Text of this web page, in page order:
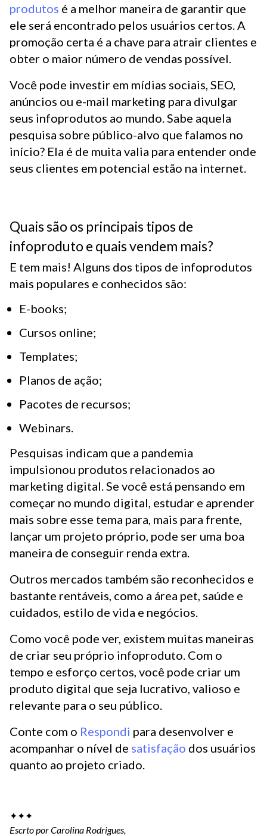
produtos é a melhor maneira de garantir que
ele será encontrado pelos usuários certos. A
promoção certa é a chave para atrair clientes e
obter o maior número de vendas possível.
Você pode investir em mídias sociais, SEO,
anúncios ou e-mail marketing para divulgar
seus infoprodutos ao mundo. Sabe aquela
pesquisa sobre público-alvo que falamos no
início? Ela é de muita valia para entender onde
seus clientes em potencial estão na internet.
Quais são os principais tipos de
infoproduto e quais vendem mais?
E tem mais! Alguns dos tipos de infoprodutos
mais populares e conhecidos são:
E-books;
Cursos online;
Templates;
Planos de ação;
Pacotes de recursos;
Webinars.
Pesquisas indicam que a pandemia
impulsionou produtos relacionados ao
marketing digital. Se você está pensando em
começar no mundo digital, estudar e aprender
mais sobre esse tema para, mais para frente,
lançar um projeto próprio, pode ser uma boa
maneira de conseguir renda extra.
Outros mercados também são reconhecidos e
bastante rentáveis, como a área pet, saúde e
cuidados, estilo de vida e negócios.
Como você pode ver, existem muitas maneiras
de criar seu próprio infoproduto. Com o
tempo e esforço certos, você pode criar um
produto digital que seja lucrativo, valioso e
relevante para o seu público.
Conte com o Respondi para desenvolver e
acompanhar o nível de satisfação dos usuários
quanto ao projeto criado.
✦✦✦
Escrto por Carolina Rodrigues,